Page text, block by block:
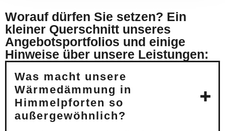
Worauf dürfen Sie setzen? Ein
kleiner Querschnitt unseres
Angebotsportfolios und einige
Hinweise über unsere Leistungen:
Was macht unsere
Wärmedämmung in
Himmelpforten so
außergewöhnlich?